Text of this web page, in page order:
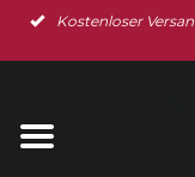
Kostenloser
Startseite